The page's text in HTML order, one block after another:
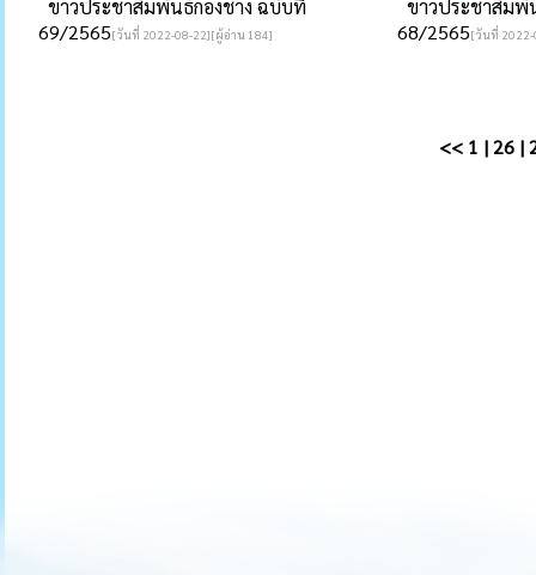
ข่าวประชาสัมพันธ์กองช่าง ฉบับที่
69/2565[วันที่ 2022-08-22][ผู้อ่าน 184]
ข่าวประชาสัมพั
68/2565[วันที่
<< 1 |26 |